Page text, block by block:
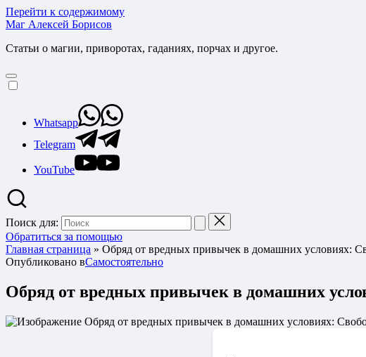
Перейти к содержимому
Маг Алексей Борисов
Статьи о магии, приворотах, гаданиях, порчах и другое.
Whatsapp
Telegram
YouTube
Поиск для:
Обратиться за помощью
Главная страница » Обряд от вредных привычек в домашних условиях:
Опубликовано вСамостоятельно
Обряд от вредных привычек в домашних